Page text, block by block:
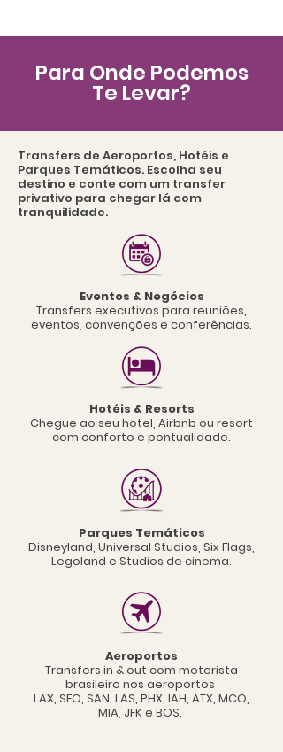
Para Onde Podemos
Te Levar?
Transfers de Aeroportos, Hotéis e
Parques Temáticos. Escolha seu
destino e conte com um transfer
privativo para chegar lá com
tranquilidade.
Eventos & Negócios
Transfers executivos para reuniões,
eventos, convenções e conferências.
Hotéis & Resorts
Chegue ao seu hotel, Airbnb ou resort
com conforto e pontualidade.
Parques Temáticos
Disneyland, Universal Studios, Six Flags,
Legoland e Studios de cinema.
Aeroportos
Transfers in & out com motorista
brasileiro nos aeroportos
LAX, SFO, SAN, LAS, PHX, IAH, ATX, MCO,
MIA, JFK e BOS.